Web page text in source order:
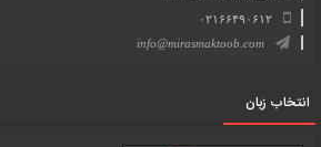
۰۲۱۶۶۴۹۰۶۱۲
info@mirasmaktoob.com
انتخاب زبان